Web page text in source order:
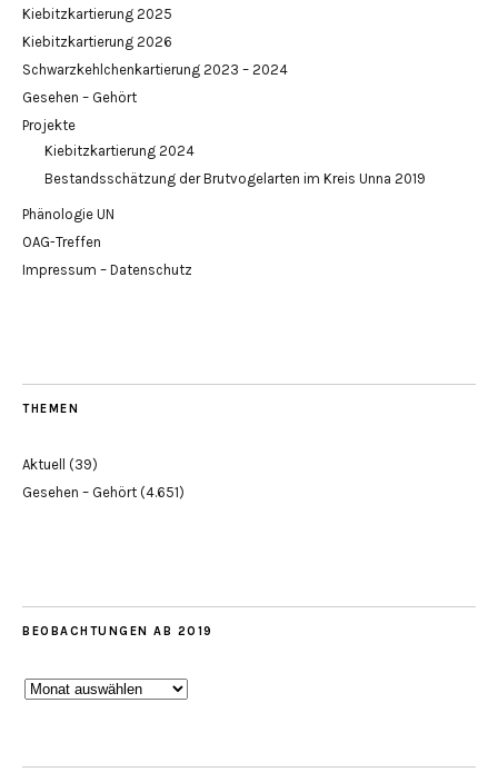
Kiebitzkartierung 2025
Kiebitzkartierung 2026
Schwarzkehlchenkartierung 2023 – 2024
Gesehen – Gehört
Projekte
Kiebitzkartierung 2024
Bestandsschätzung der Brutvogelarten im Kreis Unna 2019
Phänologie UN
OAG-Treffen
Impressum – Datenschutz
THEMEN
Aktuell
(39)
Gesehen – Gehört (4.651)
BEOBACHTUNGEN AB 2019
Beobachtungen